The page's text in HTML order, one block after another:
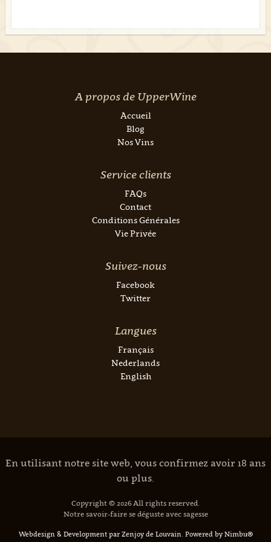
A propos de UpperWine
Accueil
Blog
Nos Vins
Service clients
FAQs
Contact
Conditions Générales
Vie Privée
Suivez-nous
Facebook
Twitter
Langues
Français
Nederlands
English
En utilisant notre site web, vous confirmez avoir 18 ans
ou plus.
Copyright © 2026 All rights reserved.
Notre savoir-faire se déguste avec sagesse
Webdesign & Development par Zenjoy de Louvain. Powered by Nimbu®